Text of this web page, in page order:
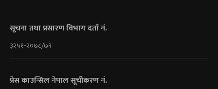
सूचना तथा प्रसारण विभाग दर्ता नं.
३२५१-२०७८/७९
प्रेस काउन्सिल नेपाल सूचीकरण नं.